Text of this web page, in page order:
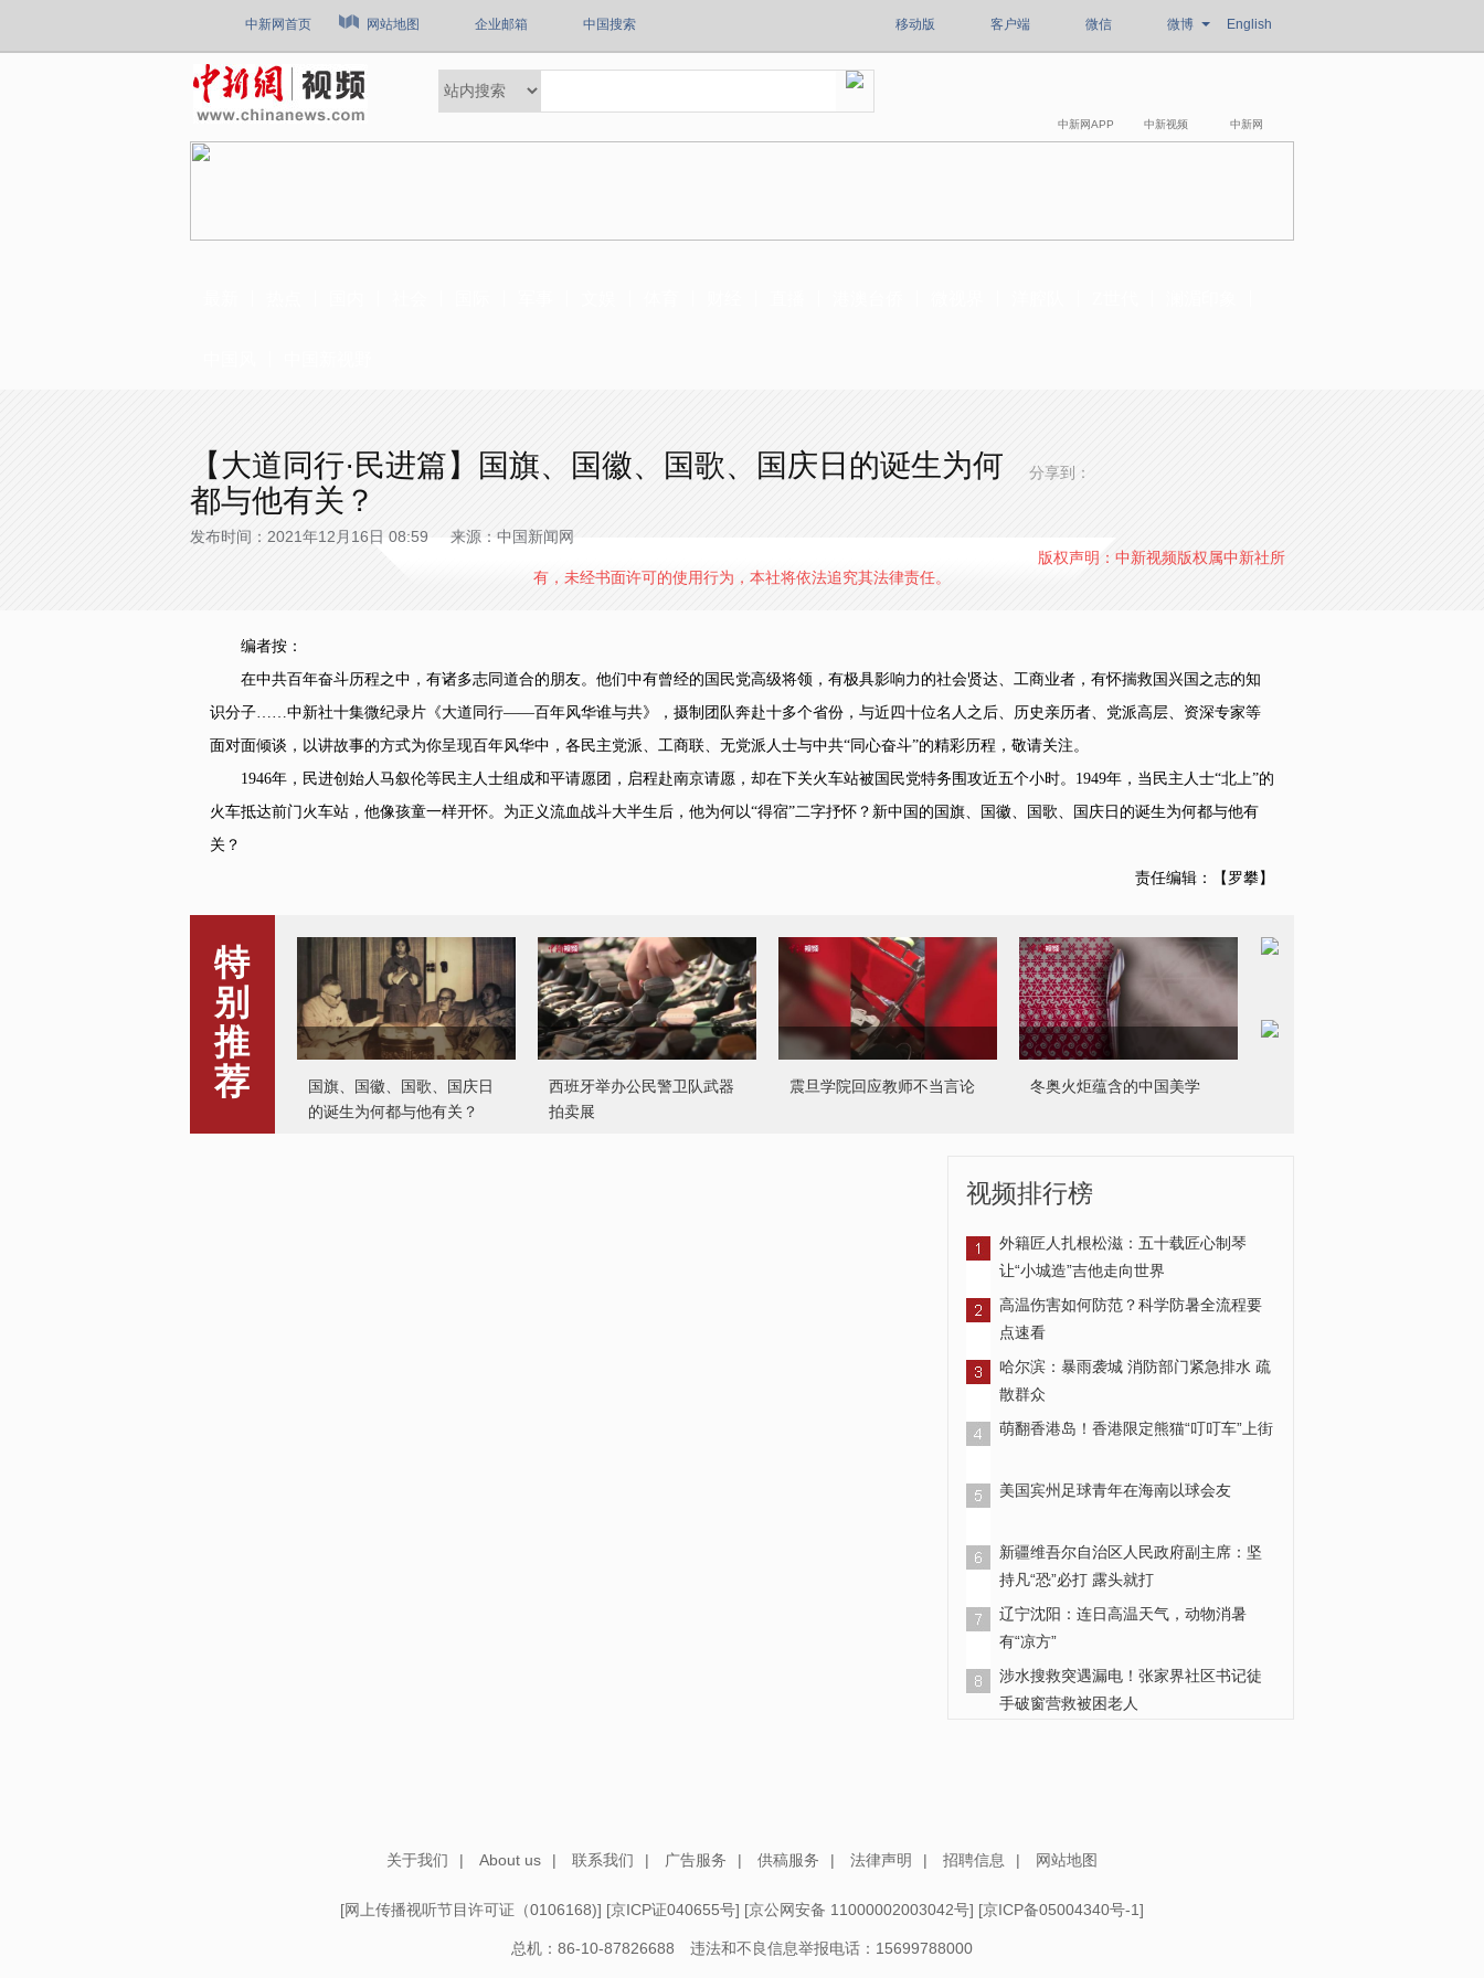
中新网首页 网站地图 企业邮箱 中国搜索 移动版 客户端 微信 微博 English
中新网APP 中新视频 中新网
【大道同行·民进篇】国旗、国徽、国歌、国庆日的诞生为何
都与他有关？
发布时间：2021年12月16日 08:59 来源：中国新闻网
分享到：
版权声明：中新视频版权属中新社所
有，未经书面许可的使用行为，本社将依法追究其法律责任。
编者按：
在中共百年奋斗历程之中，有诸多志同道合的朋友。他们中有曾经的国民党高级将领，有极具影响力的社会贤达、工商业者，有怀揣救国兴国之志的知
识分子……中新社十集微纪录片《大道同行——百年风华谁与共》，摄制团队奔赴十多个省份，与近四十位名人之后、历史亲历者、党派高层、资深专家等
面对面倾谈，以讲故事的方式为你呈现百年风华中，各民主党派、工商联、无党派人士与中共“同心奋斗”的精彩历程，敬请关注。
1946年，民进创始人马叙伦等民主人士组成和平请愿团，启程赴南京请愿，却在下关火车站被国民党特务围攻近五个小时。1949年，当民主人士“北上”的
火车抵达前门火车站，他像孩童一样开怀。为正义流血战斗大半生后，他为何以“得宿”二字抒怀？新中国的国旗、国徽、国歌、国庆日的诞生为何都与他有
关？
责任编辑：【罗攀】
特
别
推
荐
国旗、国徽、国歌、国庆日
的诞生为何都与他有关？
西班牙举办公民警卫队武器
拍卖展
震旦学院回应教师不当言论 冬奥火炬蕴含的中国美学
美国得克萨斯州驾车枪击案
视频排行榜
外籍匠人扎根松滋：五十载匠心制琴
让“小城造”吉他走向世界
高温伤害如何防范？科学防暑全流程要
点速看
哈尔滨：暴雨袭城 消防部门紧急排水 疏
散群众
萌翻香港岛！香港限定熊猫“叮叮车”上街
美国宾州足球青年在海南以球会友
新疆维吾尔自治区人民政府副主席：坚
持凡“恐”必打 露头就打
辽宁沈阳：连日高温天气，动物消暑
有“凉方”
涉水搜救突遇漏电！张家界社区书记徒
手破窗营救被困老人
关于我们 | About us | 联系我们 | 广告服务 | 供稿服务 | 法律声明 | 招聘信息 | 网站地图
[网上传播视听节目许可证（0106168)] [京ICP证040655号] [京公网安备 11000002003042号] [京ICP备05004340号-1]
总机：86-10-87826688 违法和不良信息举报电话：15699788000